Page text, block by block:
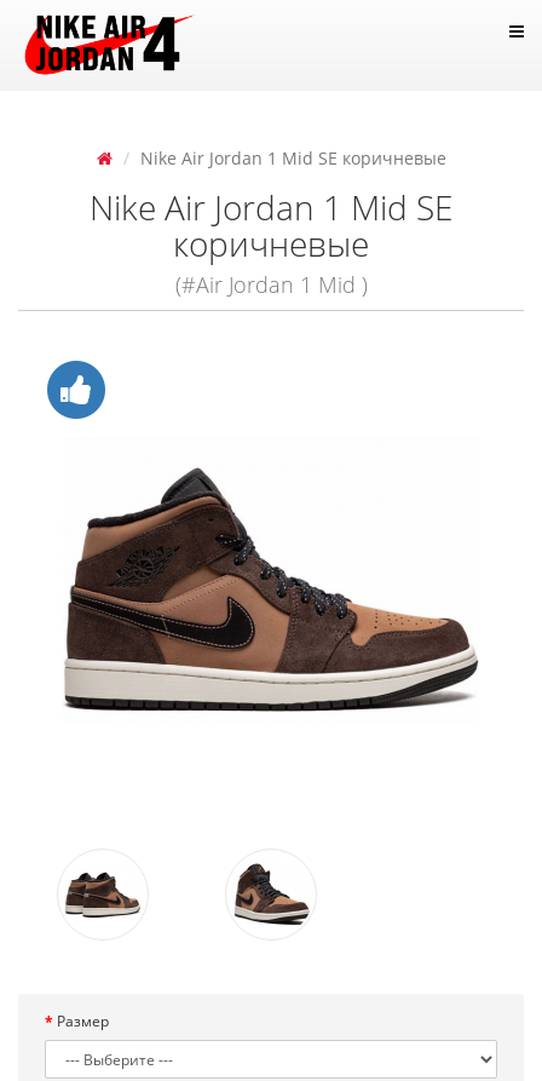
Nike Air Jordan 1 Mid SE коричневые
Nike Air Jordan 1 Mid SE
коричневые
(#Air Jordan 1 Mid )
Размер